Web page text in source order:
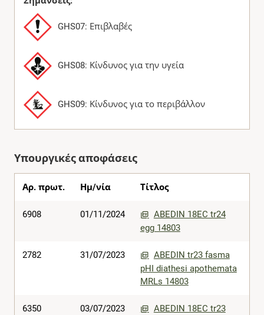
GHS07: Επιβλαβές
GHS08: Κίνδυνος για την υγεία
GHS09: Κίνδυνος για το περιβάλλον
Υπουργικές αποφάσεις
Αρ. πρωτ. Ημ/νία Τίτλος
6908 01/11/2024
ABEDIN 18EC tr24
egg 14803
2782 31/07/2023
ABEDIN tr23 fasma
pHI diathesi apothemata
MRLs 14803
6350 03/07/2023
ABEDIN 18EC tr23